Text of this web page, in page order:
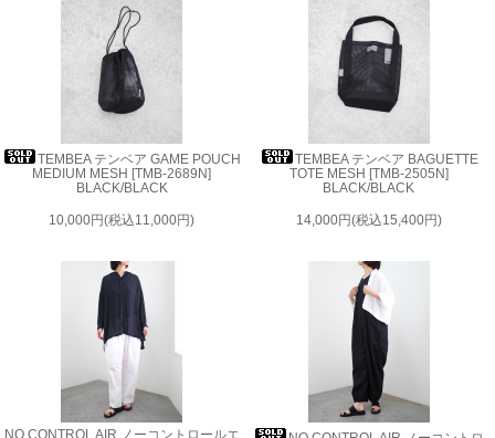
TEMBEA テンベア GAME POUCH
MEDIUM MESH [TMB-2689N]
BLACK/BLACK
10,000円(税込11,000円)
TEMBEA テンベア BAGUETTE
TOTE MESH [TMB-2505N]
BLACK/BLACK
14,000円(税込15,400円)
NO CONTROL AIR ノーコントロールエ